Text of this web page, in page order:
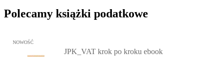
Polecamy książki podatkowe
Przejdź do: JPK_VAT krok po kroku ebook, Patrycja Kubiesa -
NOWOŚĆ
JPK_VAT krok po kroku ebook